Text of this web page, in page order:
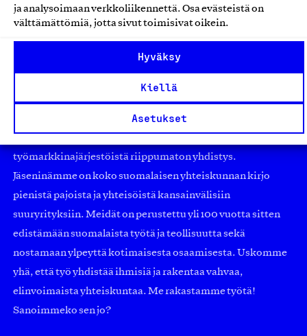
ja analysoimaan verkkoliikennettä. Osa evästeistä on
välttämättömiä, jotta sivut toimisivat oikein.
Hyväksy
Kiellä
Asetukset
työmarkkinajärjestöistä riippumaton yhdistys.
Jäseninämme on koko suomalaisen yhteiskunnan kirjo
pienistä pajoista ja yhteisöistä kansainvälisiin
suuryrityksiin. Meidät on perustettu yli 100 vuotta sitten
edistämään suomalaista työtä ja teollisuutta sekä
nostamaan ylpeyttä kotimaisesta osaamisesta. Uskomme
yhä, että työ yhdistää ihmisiä ja rakentaa vahvaa,
elinvoimaista yhteiskuntaa. Me rakastamme työtä!
Sanoimmeko sen jo?